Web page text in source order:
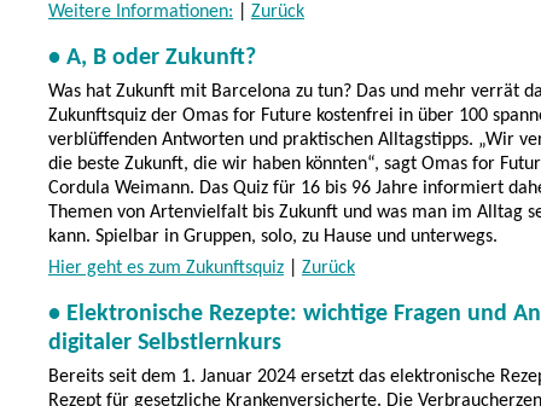
Weitere Informationen:
Zurück
• A, B oder Zukunft?
Was hat Zukunft mit Barcelona zu tun? Das und mehr verrät
Zukunftsquiz der Omas for Future kostenfrei in über 100
verblüffenden Antworten und praktischen Alltagstipps. „Wir
die beste Zukunft, die wir haben könnten“, sagt Omas for
Cordula Weimann. Das Quiz für 16 bis 96 Jahre informiert
Themen von Artenvielfalt bis Zukunft und was man im Alltag
kann. Spielbar in Gruppen, solo, zu Hause und unterwegs.
Hier geht es zum Zukunftsquiz
Zurück
• Elektronische Rezepte: wichtige Fragen und
digitaler Selbstlernkurs
Bereits seit dem 1. Januar 2024 ersetzt das elektronische
Rezept für gesetzliche Krankenversicherte. Die